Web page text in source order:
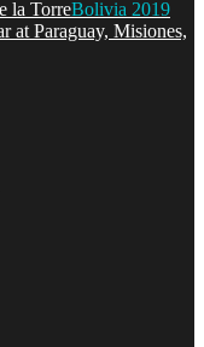
Bolivia 2019